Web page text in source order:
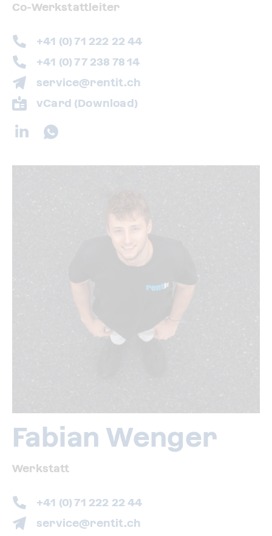
Co-Werkstattleiter
+41 (0) 71 222 22 44
+41 (0) 77 238 78 14
service@rentit.ch
vCard (Download)
Fabian Wenger
Werkstatt
+41 (0) 71 222 22 44
service@rentit.ch